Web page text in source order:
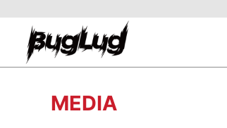
MEDIA